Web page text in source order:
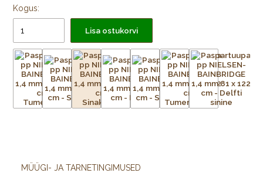
Kogus:
Lisa ostukorvi
MÜÜGI- JA TARNETINGIMUSED